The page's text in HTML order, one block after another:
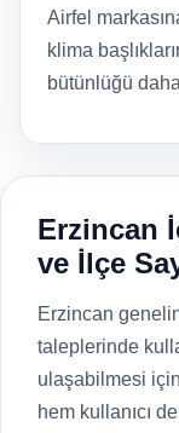
Airfel
klima
bütünlüğü
Erzincan
ve İlçe
Erzincan
taleplerinde
ulaşabilmesi
hem kullanıcı